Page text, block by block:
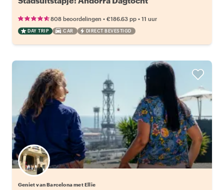
808 beoordelingen • €186.63 pp • 11 uur
DAY TRIP CAR DIRECT BEVESTIGD
Geniet van Barcelona met Ellie